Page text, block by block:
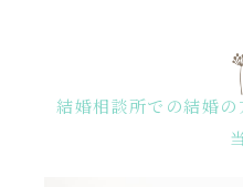
結婚相談所での結婚